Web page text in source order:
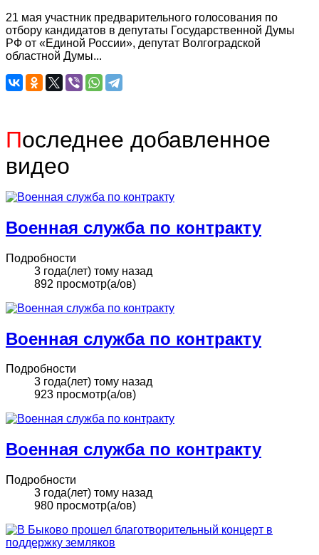
21 мая участник предварительного голосования по
отбору кандидатов в депутаты Государственной Думы
РФ от «Единой России», депутат Волгоградской
областной Думы...
Последнее добавленное
видео
Военная служба по контракту
Подробности
3 года(лет) тому назад
892 просмотр(а/ов)
Военная служба по контракту
Подробности
3 года(лет) тому назад
923 просмотр(а/ов)
Военная служба по контракту
Подробности
3 года(лет) тому назад
980 просмотр(а/ов)